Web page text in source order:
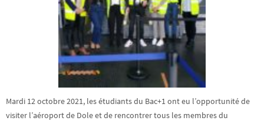
Mardi 12 octobre 2021, les étudiants du Bac+1 ont eu l’opportunité de
visiter l’aéroport de Dole et de rencontrer tous les membres du